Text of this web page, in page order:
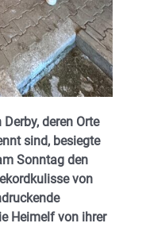
deren Orte
sind, besiegte
Sonntag den
von
Heimelf von ihrer